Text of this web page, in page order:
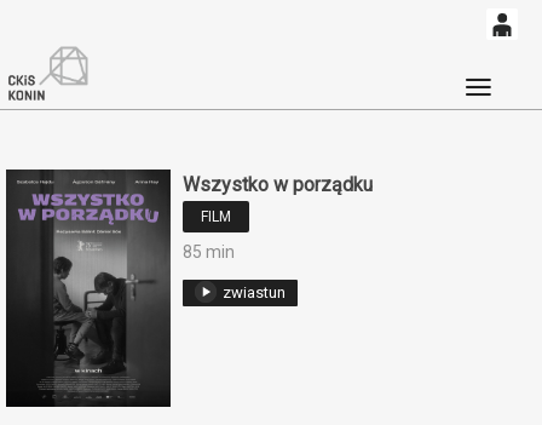
<'
0,00
14 52
Wszystko w porządku
FILM
85 min
zwiastun